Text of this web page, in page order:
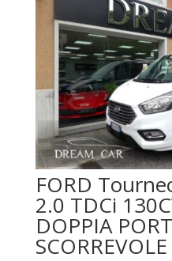
FORD
2.0 TDCi
DOPPIA
SCORREVOLE